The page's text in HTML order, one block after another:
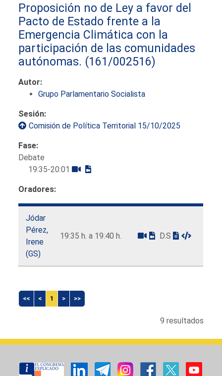
Proposición no de Ley a favor del
Pacto de Estado frente a la
Emergencia Climática con la
participación de las comunidades
autónomas. (161/002516)
Autor:
Grupo Parlamentario Socialista
Sesión:
Comisión de Política Territorial 15/10/2025
Fase:
Debate
19:35-20:01
Oradores:
Jódar
Pérez,
Irene
(GS)
19:35 h. a 19:40 h. D.S
<< < 1 > >>
9 resultados